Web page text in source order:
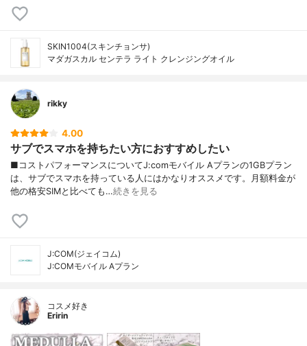
SKIN1004(スキンチョンサ)
マダガスカル センテラ ライト クレンジングオイル
rikky
4.00
サブでスマホを持ちたい方におすすめしたい
■コストパフォーマンスについてJ:comモバイル Aプランの1GBプラン
は、サブでスマホを持っている人にはかなりオススメです。月額料金が
他の格安SIMと比べても…続きを見る
J:COM(ジェイコム)
J:COMモバイル Aプラン
コスメ好き
Eririn